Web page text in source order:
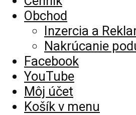
Obchod
Inzercia a
Nakrúcanie
Facebook
YouTube
Môj účet
Košík v menu